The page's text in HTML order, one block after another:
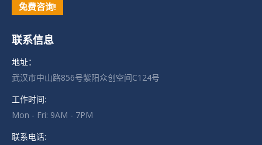
免费咨询!
联系信息
地址：
武汉市中山路856号紫阳众创空间C124号
工作时间:
Mon - Fri: 9AM - 7PM
联系电话: